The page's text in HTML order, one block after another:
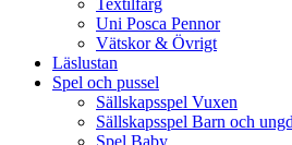
Textilfärg
Uni Posca Pennor
Vätskor & Övrigt
Läslustan
Spel och pussel
Sällskapsspel Vuxen
Sällskapsspel Barn och
Spel Baby